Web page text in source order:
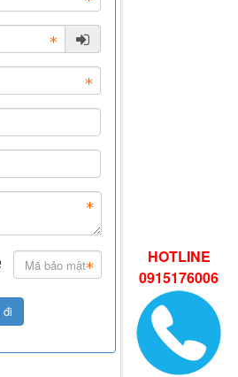
HOTLINE
0915176006